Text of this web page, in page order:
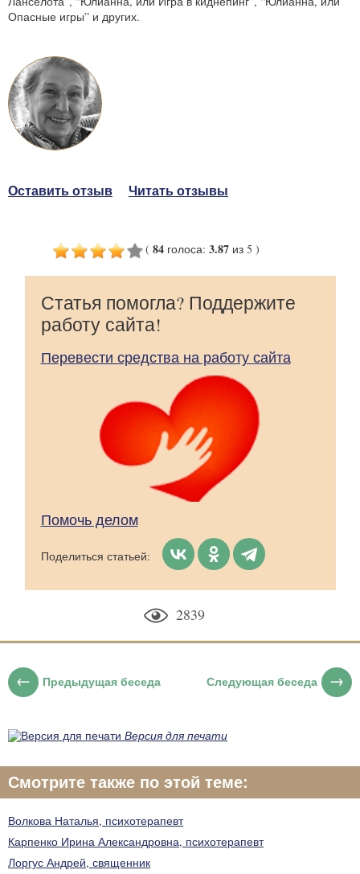
Опасные игры” и других.
Оставить отзыв Читать отзывы
( 84 голоса: 3.87из 5 )
Статья помогла? Поддержите
работу сайта!
Перевести средства на работу сайта
Помочь делом
Поделиться статьей:
2839
Предыдущая беседа Следующая беседа
Версия для печати
Смотрите также по этой теме:
Волкова Наталья, психотерапевт
Карпенко Ирина Александровна, психотерапевт
Лоргус Андрей, священник